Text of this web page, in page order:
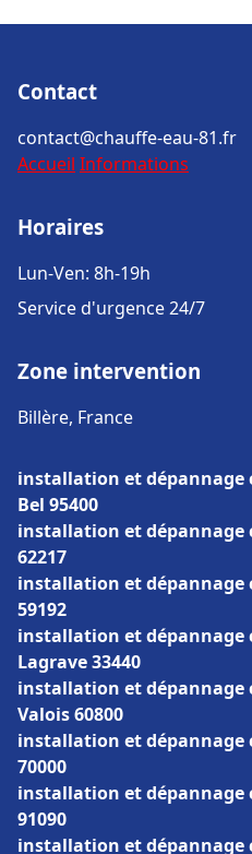
Contact
contact@chauffe-eau-81.fr
Accueil Informations
Horaires
Lun-Ven: 8h-19h
Service d'urgence 24/7
Zone intervention
Billère, France
installation et dépannage
Bel 95400
installation et dépannage
62217
installation et dépannage
59192
installation et dépannage
Lagrave 33440
installation et dépannage
Valois 60800
installation et dépannage
70000
installation et dépannage
91090
installation et dépannage